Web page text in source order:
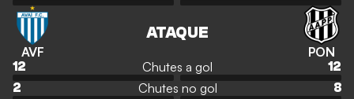
AVF
ATAQUE
PON
12 Chutes a gol
12
2
Chutes no gol
8